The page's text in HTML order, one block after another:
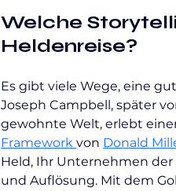
Welche
Heldenreise?
Es gibt viele Wege, eine
Joseph Campbell, später
gewohnte Welt, erlebt
Framework von Donald
Held, Ihr Unternehmen
und Auflösung. Mit dem